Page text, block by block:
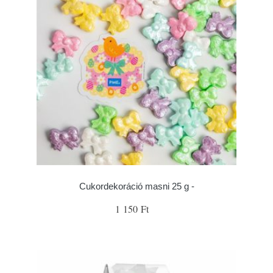
Cukordekoráció masni 25 g -
1 150 Ft